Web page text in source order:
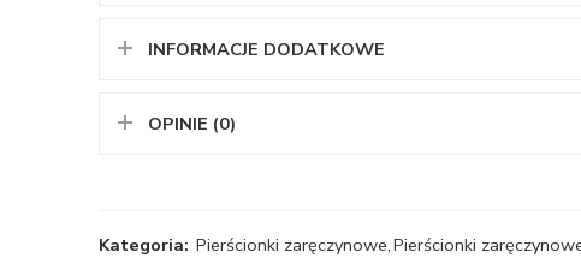
INFORMACJE DODATKOWE
OPINIE (0)
Kategoria: Pierścionki zaręczynowe,Pierścionki